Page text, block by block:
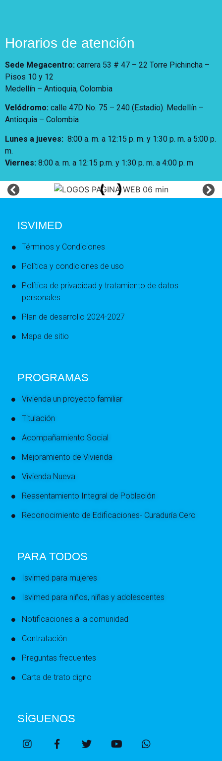
Horarios de atención
Sede Megacentro: carrera 53 # 47 – 22 Torre Pichincha –
Pisos 10 y 12
Medellín – Antioquia, Colombia
Velódromo: calle 47D No. 75 – 240 (Estadio). Medellín –
Antioquia – Colombia
Lunes a jueves: 8:00 a. m. a 12:15 p. m. y 1:30 p. m. a 5:00 p.
m.
Viernes: 8:00 a. m. a 12:15 p.m. y 1:30 p. m. a 4:00 p. m
ISVIMED
Términos y Condiciones
Política y condiciones de uso
Política de privacidad y tratamiento de datos
personales
Plan de desarrollo 2024-2027
Mapa de sitio
PROGRAMAS
Vivienda un proyecto familiar
Titulación
Acompañamiento Social
Mejoramiento de Vivienda
Vivienda Nueva
Reasentamiento Integral de Población
Reconocimiento de Edificaciones- Curaduría Cero
PARA TODOS
Isvimed para mujeres
Isvimed para niños, niñas y adolescentes
Notificaciones a la comunidad
Contratación
Preguntas frecuentes
Carta de trato digno
SÍGUENOS